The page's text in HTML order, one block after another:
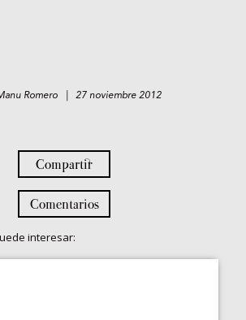
Romero | 27 noviembre 2012
Compartir
Comentarios
interesar: